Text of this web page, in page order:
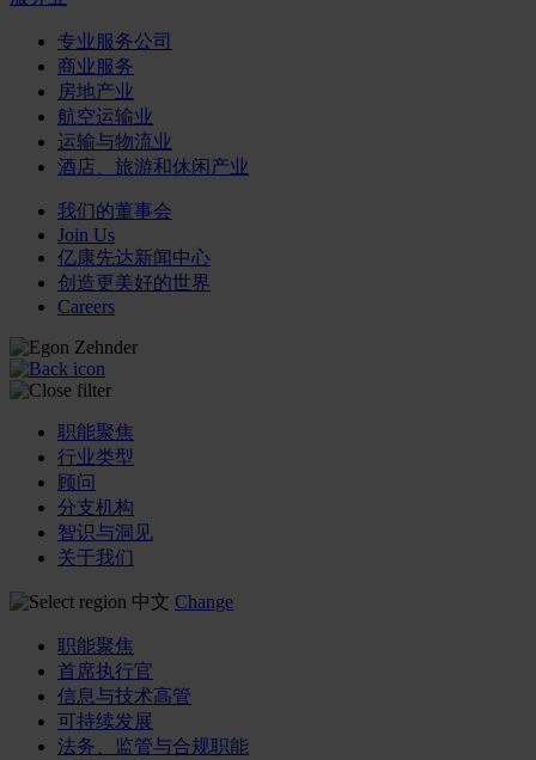
专业服务公司
商业服务
房地产业
航空运输业
运输与物流业
酒店、旅游和休闲产业
我们的董事会
Join Us
亿康先达新闻中心
创造更美好的世界
Careers
职能聚焦
行业类型
顾问
分支机构
智识与洞见
关于我们
中文 Change
职能聚焦
首席执行官
信息与技术高管
可持续发展
法务、监管与合规职能